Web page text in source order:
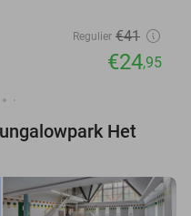
Regulier €41
€24,95
Het